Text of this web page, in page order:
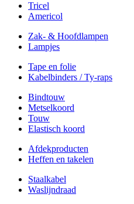
Tricel
Americol
Zak- & Hoofdlampen
Lampjes
Tape en folie
Kabelbinders / Ty-raps
Bindtouw
Metselkoord
Touw
Elastisch koord
Afdekproducten
Heffen en takelen
Staalkabel
Waslijndraad